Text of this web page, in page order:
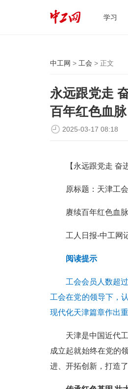
学习
中工网 > 工会 > 正文
永远跟党走
百年红色血
2025-03-17 08:18
【永远跟党走 奋
原标题：天津工
赓续百年红色血
工人日报-中工网
阅读提示
工会会员人数超
工会在党的领导下，
现代化天津篇章作出重
天津是中国近代
成立起就始终在党的
进、开拓创新，打造